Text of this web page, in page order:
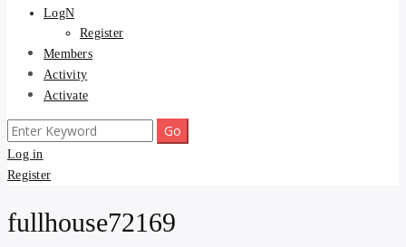
LogN
Register
Members
Activity
Activate
Search
for:
Log in
Register
fullhouse72169